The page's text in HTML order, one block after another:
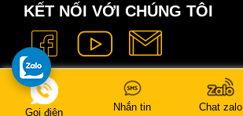
KẾT NỐI VỚI CHÚNG TÔI
Gọi điện Nhắn tin Chat zalo